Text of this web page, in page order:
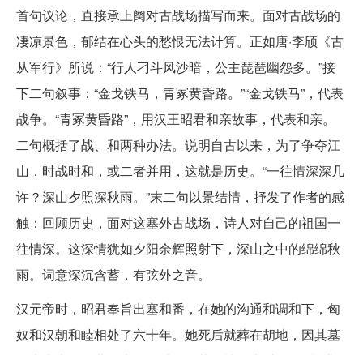
首句议论，直接承上阕对古战场描写而来。面对古战场的
凄凉景色，郁结在心头的愁恨无法计算。正如唐·李颀《古
从军行》所说：“行人刁斗风沙暗，公主琵琶幽怨多。”接
下二句叙事：“金戈铁马，青冢黄昏路。”“金戈铁马”，代表
战争。“青冢黄昏路”，用汉王昭君和亲故事，代表和亲。
二句概括了战、和两种办法。说明自古以来，为了争夺江
山，时战时和，或二者并用，这就是历史。“一往情深深几
许？深山夕照深秋雨。”末二句以景结情，抒发了作者的感
触：回顾历史，面对这塞外古战场，诗人对自己的祖国一
往情深。这深情犹如夕阳余辉照射下，深山之中的绵绵秋
雨。词意深沉含蓄，有弦外之音。
汉元帝时，昭君奉旨出塞和番，在她的沟通和调和下，匈
奴和汉朝和睦相处了六十年。她死后就葬在胡地，因其墓